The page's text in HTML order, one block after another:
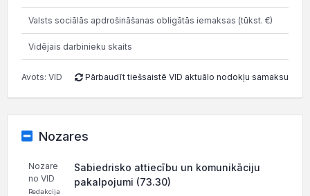
Valsts sociālās apdrošināšanas obligātās iemaksas (tūkst. €)
Vidējais darbinieku skaits
Avots: VID Pārbaudīt tiešsaistē VID aktuālo nodokļu samaksu
Nozares
Nozare
no VID
Redakcija
Sabiedrisko attiecību un komunikāciju
pakalpojumi (73.30)